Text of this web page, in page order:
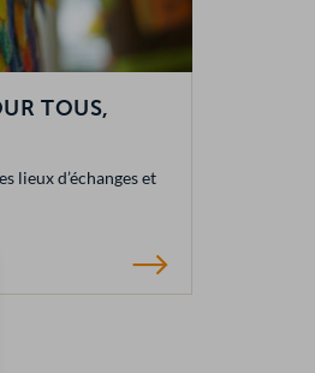
TOUS,
lieux d’échanges et